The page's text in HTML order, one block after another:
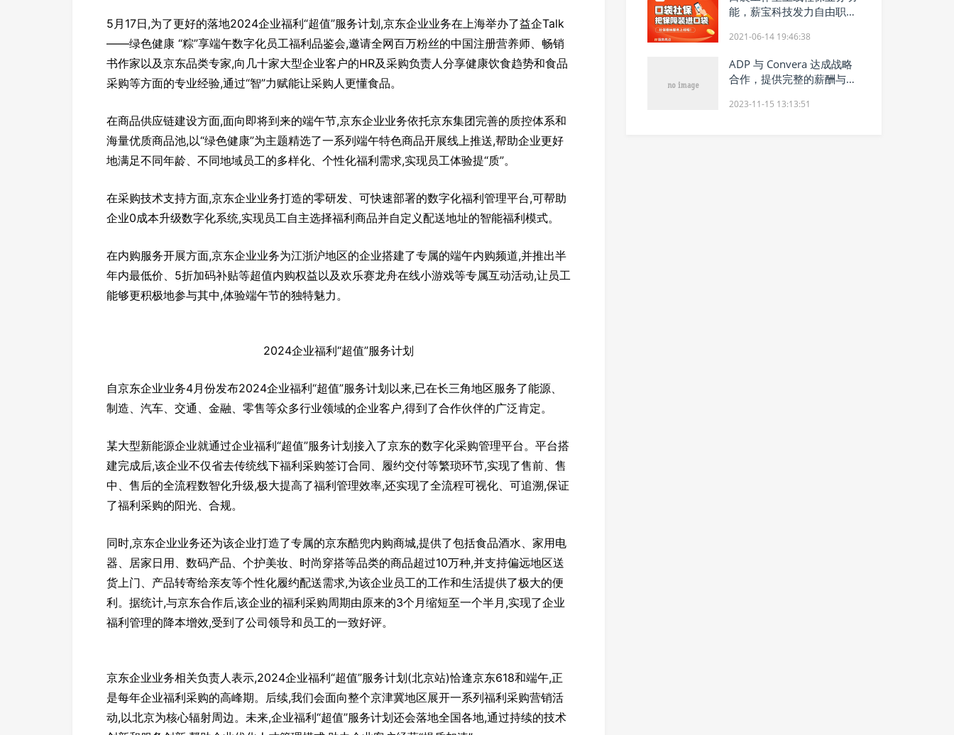
5月17日,为了更好的落地2024企业福利“超值”服务计划,京东企业业务在上海举办了益企Talk
——绿色健康 “粽”享端午数字化员工福利品鉴会,邀请全网百万粉丝的中国注册营养师、畅销
书作家以及京东品类专家,向几十家大型企业客户的HR及采购负责人分享健康饮食趋势和食品
采购等方面的专业经验,通过“智”力赋能让采购人更懂食品。
在商品供应链建设方面,面向即将到来的端午节,京东企业业务依托京东集团完善的质控体系和
海量优质商品池,以“绿色健康”为主题精选了一系列端午特色商品开展线上推送,帮助企业更好
地满足不同年龄、不同地域员工的多样化、个性化福利需求,实现员工体验提“质”。
在采购技术支持方面,京东企业业务打造的零研发、可快速部署的数字化福利管理平台,可帮助
企业0成本升级数字化系统,实现员工自主选择福利商品并自定义配送地址的智能福利模式。
在内购服务开展方面,京东企业业务为江浙沪地区的企业搭建了专属的端午内购频道,并推出半
年内最低价、5折加码补贴等超值内购权益以及欢乐赛龙舟在线小游戏等专属互动活动,让员工
能够更积极地参与其中,体验端午节的独特魅力。
2024企业福利“超值”服务计划
自京东企业业务4月份发布2024企业福利“超值”服务计划以来,已在长三角地区服务了能源、
制造、汽车、交通、金融、零售等众多行业领域的企业客户,得到了合作伙伴的广泛肯定。
某大型新能源企业就通过企业福利“超值”服务计划接入了京东的数字化采购管理平台。平台搭
建完成后,该企业不仅省去传统线下福利采购签订合同、履约交付等繁琐环节,实现了售前、售
中、售后的全流程数智化升级,极大提高了福利管理效率,还实现了全流程可视化、可追溯,保证
了福利采购的阳光、合规。
同时,京东企业业务还为该企业打造了专属的京东酷兜内购商城,提供了包括食品酒水、家用电
器、居家日用、数码产品、个护美妆、时尚穿搭等品类的商品超过10万种,并支持偏远地区送
货上门、产品转寄给亲友等个性化履约配送需求,为该企业员工的工作和生活提供了极大的便
利。据统计,与京东合作后,该企业的福利采购周期由原来的3个月缩短至一个半月,实现了企业
福利管理的降本增效,受到了公司领导和员工的一致好评。
京东企业业务相关负责人表示,2024企业福利“超值”服务计划(北京站)恰逢京东618和端午,正
是每年企业福利采购的高峰期。后续,我们会面向整个京津冀地区展开一系列福利采购营销活
动,以北京为核心辐射周边。未来,企业福利“超值”服务计划还会落地全国各地,通过持续的技术
能，薪宝科技发力自由职业
2021-06-14 19:46:38
ADP 与 Convera 达成战略
合作，提供完整的薪酬与支
2023-11-15 13:13:51